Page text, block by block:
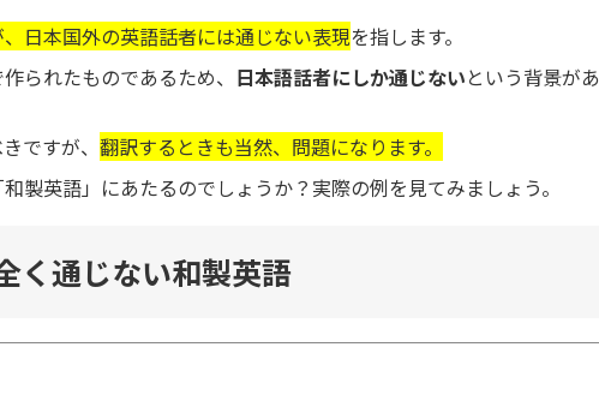
日本国外の英語話者には通じない表現を指します。
られたものであるため、 日本語話者にしか通じないという背景があ
ですが、 翻訳するときも当然、問題になります。
製英語」にあたるのでしょうか？実際の例を見てみましょう。
く通じない和製英語